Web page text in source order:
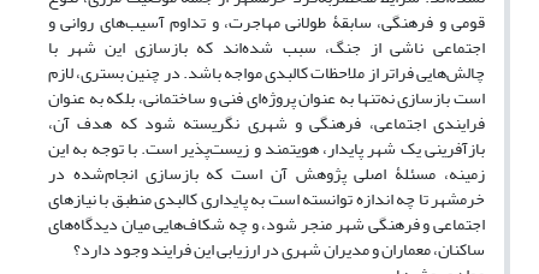
قومی و فرهنگی، سابقۀ طولانی مهاجرت، و تداوم آسیب‌های روانی و
اجتماعی ناشی از جنگ، سبب شده‌اند که بازسازی این شهر با
چالش‌هایی فراتر از ملاحظات کالبدی مواجه باشد. در چنین بستری، لازم
است بازسازی نه‌تنها به‌ عنوان پروژه‌ای فنی و ساختمانی، بلکه به‌ عنوان
فرایندی اجتماعی، فرهنگی و شهری نگریسته شود که هدف آن،
بازآفرینی یک شهر پایدار، هویتمند و زیست‌پذیر است. با توجه به این
زمینه، مسئلۀ اصلی پژوهش آن است که بازسازی انجام‌شده در
خرمشهر تا چه اندازه توانسته است به پایداری کالبدی منطبق با نیازهای
اجتماعی و فرهنگی شهر منجر شود، و چه شکاف‌هایی میان دیدگاه‌های
ساکنان، معماران و مدیران شهری در ارزیابی این فرایند وجود دارد؟